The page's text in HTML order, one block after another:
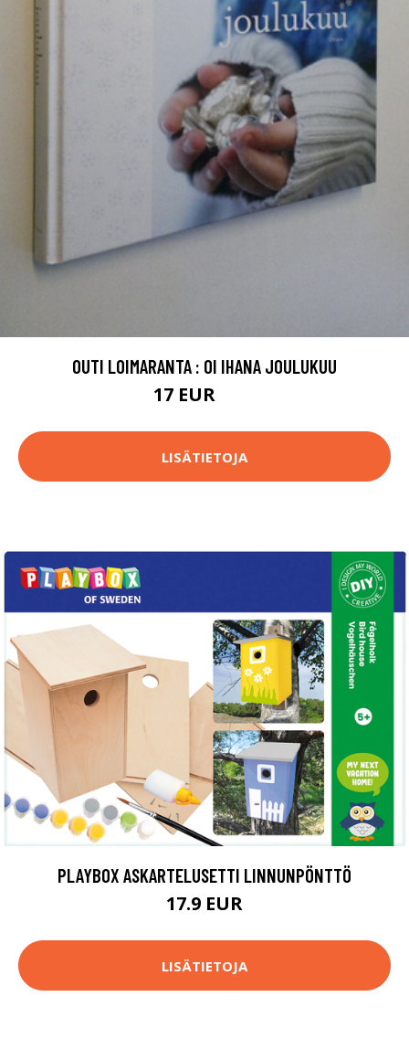
OUTI LOIMARANTA : OI IHANA JOULUKUU
17 EUR
LISÄTIETOJA
PLAYBOX ASKARTELUSETTI LINNUNPÖNTTÖ
17.9 EUR
LISÄTIETOJA